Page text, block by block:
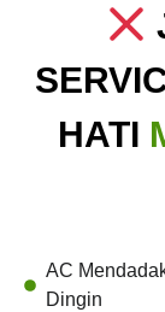
HATI
AC
Dingin